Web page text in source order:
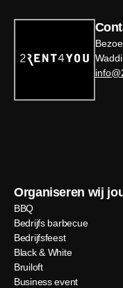
Organiseren wij
BBQ
Bedrijfs barbecue
Bedrijfsfeest
Black & White
Bruiloft
Business event